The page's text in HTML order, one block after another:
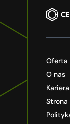
Oferta
O nas
Kariera
Strona